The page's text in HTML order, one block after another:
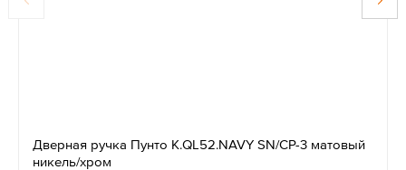
Дверная ручка Пунто K.QL52.NAVY SN/CP-3 матовый
никель/хром